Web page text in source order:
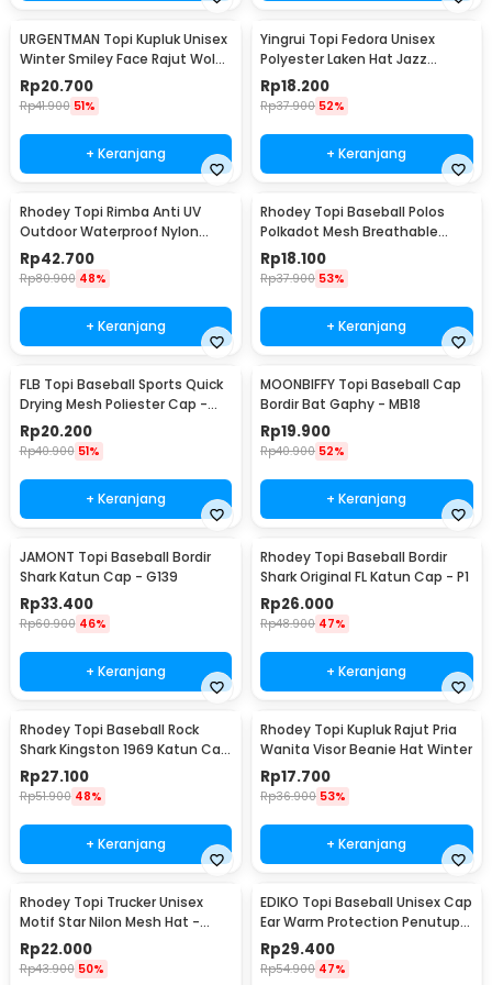
URGENTMAN Topi Kupluk Unisex
Winter Smiley Face Rajut Wol
Beanie Hat - NM-DS01
Rp20.700
Rp41.900 51%
+ Keranjang
Yingrui Topi Fedora Unisex
Polyester Laken Hat Jazz
Classic Vintage - M-58
Rp18.200
Rp37.900 52%
+ Keranjang
Rhodey Topi Rimba Anti UV
Outdoor Waterproof Nylon
Boonie Hat - AFS5
Rp42.700
Rp80.900 48%
+ Keranjang
Rhodey Topi Baseball Polos
Polkadot Mesh Breathable
Katun Poliester - MZ237
Rp18.100
Rp37.900 53%
+ Keranjang
FLB Topi Baseball Sports Quick
Drying Mesh Poliester Cap -
QEWI
Rp20.200
Rp40.900 51%
+ Keranjang
MOONBIFFY Topi Baseball Cap
Bordir Bat Gaphy - MB18
Rp19.900
Rp40.900 52%
+ Keranjang
JAMONT Topi Baseball Bordir
Shark Katun Cap - G139
Rp33.400
Rp60.900 46%
+ Keranjang
Rhodey Topi Baseball Bordir
Shark Original FL Katun Cap - P1
Rp26.000
Rp48.900 47%
+ Keranjang
Rhodey Topi Baseball Rock
Shark Kingston 1969 Katun Cap
- F206
Rp27.100
Rp51.900 48%
+ Keranjang
Rhodey Topi Kupluk Rajut Pria
Wanita Visor Beanie Hat Winter
Rp17.700
Rp36.900 53%
+ Keranjang
Rhodey Topi Trucker Unisex
Motif Star Nilon Mesh Hat -
SMT-ZHL23
Rp22.000
Rp43.900 50%
EDIKO Topi Baseball Unisex Cap
Ear Warm Protection Penutup
Telinga - K515
Rp29.400
Rp54.900 47%